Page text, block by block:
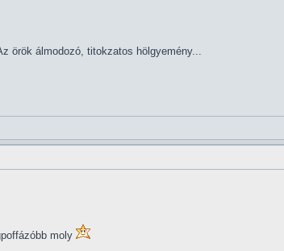
örök álmodozó, titokzatos hölgyemény...
moly